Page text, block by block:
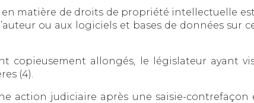
matière de droits de propriété intellectuelle
ou aux logiciels et bases de données sur
copieusement allongés, le législateur ayant
(4).
action judiciaire après une saisie-